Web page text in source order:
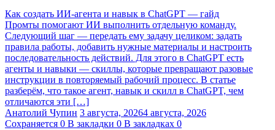
Как создать ИИ-агента и навык в ChatGPT — гайд
Промты помогают ИИ выполнить отдельную команду.
Следующий шаг — передать ему задачу целиком: задать
правила работы, добавить нужные материалы и настроить
последовательность действий. Для этого в ChatGPT есть
агенты и навыки — скиллы, которые превращают разовые
инструкции в повторяемый рабочий процесс. В статье
разберём, что такое агент, навык и скилл в ChatGPT, чем
отличаются эти […]
Анатолий Чупин 3 августа, 20264 августа, 2026
Сохраняется 0 В закладки 0 В закладках 0